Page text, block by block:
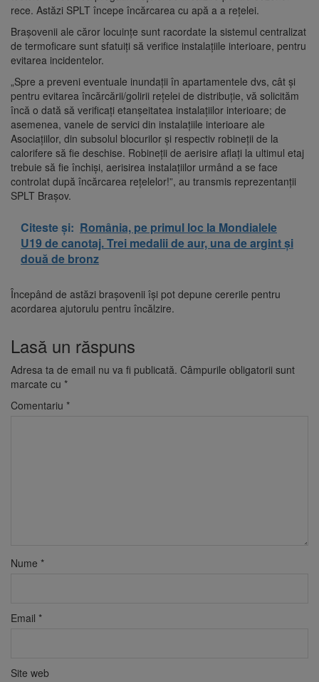
rece. Astăzi SPLT începe încărcarea cu apă a a rețelei.
Brașovenii ale căror locuinţe sunt racordate la sistemul centralizat
de termoficare sunt sfatuiți să verifice instalaţiile interioare, pentru
evitarea incidentelor.
„Spre a preveni eventuale inundații în apartamentele dvs, cât și
pentru evitarea încărcării/golirii rețelei de distribuție, vă solicităm
încă o dată să verificați etanșeitatea instalațiilor interioare; de
asemenea, vanele de servici din instalațiile interioare ale
Asociațiilor, din subsolul blocurilor și respectiv robineții de la
calorifere să fie deschise. Robineții de aerisire aflați la ultimul etaj
trebuie să fie închiși, aerisirea instalațiilor urmând a se face
controlat după încărcarea rețelelor!”, au transmis reprezentanții
SPLT Brașov.
Citeste și: România, pe primul loc la Mondialele
U19 de canotaj. Trei medalii de aur, una de argint și
două de bronz
Începând de astăzi brașovenii își pot depune cererile pentru
acordarea ajutorulu pentru încălzire.
Lasă un răspuns
Adresa ta de email nu va fi publicată. Câmpurile obligatorii sunt
marcate cu *
Comentariu *
Nume *
Email *
Site web